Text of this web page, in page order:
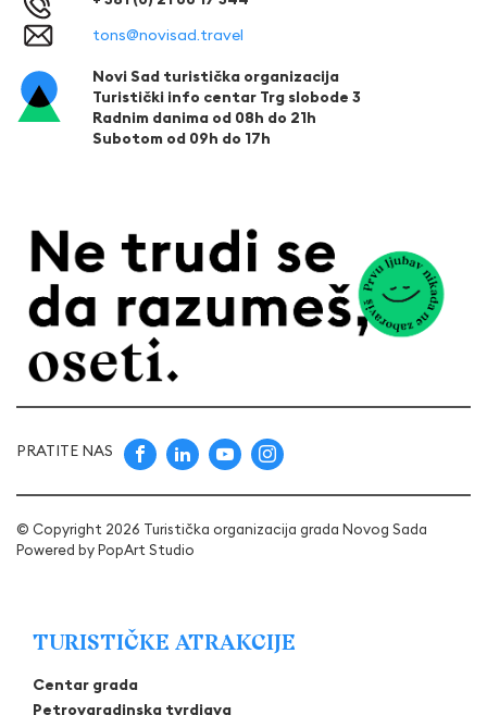
tons@novisad.travel
Novi Sad turistička organizacija
Turistički info centar Trg slobode 3
Radnim danima od 08h do 21h
Subotom od 09h do 17h
PRATITE NAS
© Copyright 2026 Turistička organizacija grada Novog Sada
Powered byPopArt Studio
TURISTIČKE ATRAKCIJE
Centar grada
Petrovaradinska tvrdjava